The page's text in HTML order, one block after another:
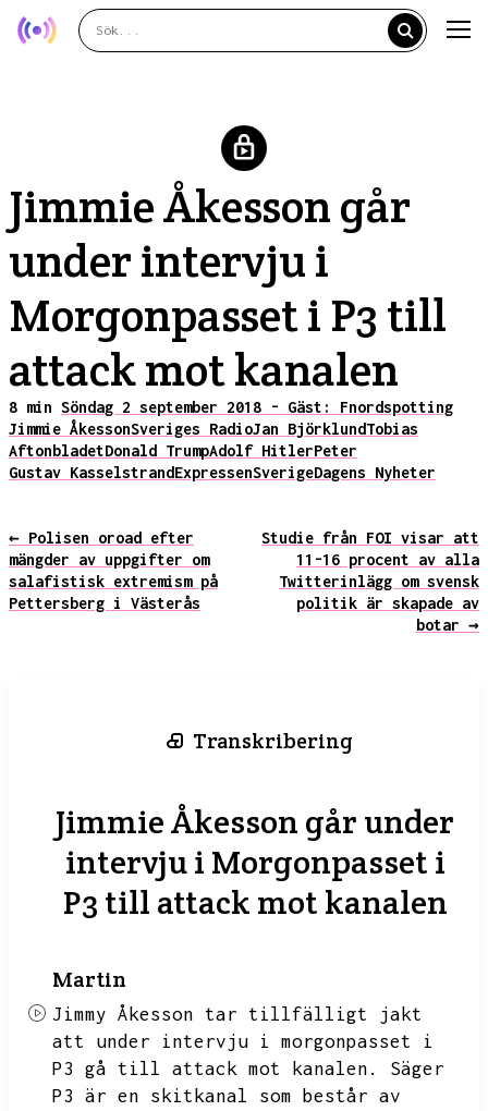
Jimmie Åkesson går
under intervju i
Morgonpasset i P3 till
attack mot kanalen
8 min Söndag 2 september 2018 - Gäst: Fnordspotting
Jimmie ÅkessonSveriges RadioJan BjörklundTobias
AftonbladetDonald TrumpAdolf HitlerPeter
Gustav KasselstrandExpressenSverigeDagens Nyheter
← Polisen oroad efter
mängder av uppgifter om
salafistisk extremism på
Pettersberg i Västerås
Studie från FOI visar att
11-16 procent av alla
Twitterinlägg om svensk
politik är skapade av
botar →
Transkribering
Jimmie Åkesson går under
intervju i Morgonpasset i
P3 till attack mot kanalen
Martin
Jimmy Åkesson tar tillfälligt jakt
att under intervju i morgonpasset i
P3 gå till attack mot kanalen.
Säger
P3 är en skitkanal som består av